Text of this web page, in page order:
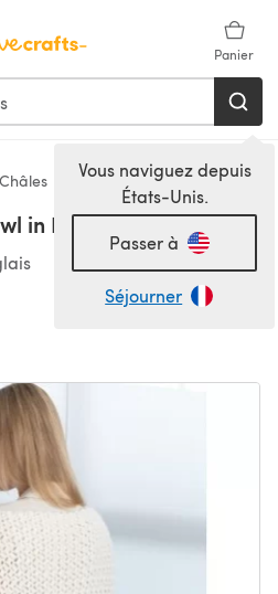
Panier
Vous naviguez depuis
États-Unis.
Passer à
Séjourner
Châles
in Bernat Satin